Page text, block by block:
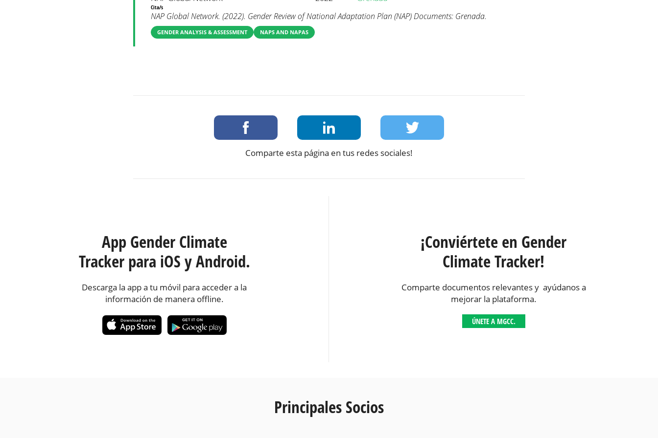
Cita/s
NAP Global Network. (2022). Gender Review of National Adaptation Plan (NAP) Documents: Grenada.
GENDER ANALYSIS & ASSESSMENT NAPS AND NAPAS
Comparte esta página en tus redes sociales!
App Gender Climate
Tracker para iOS y Android.
Descarga la app a tu móvil para acceder a la
información de manera offline.
¡Conviértete en Gender
Climate Tracker!
Comparte documentos relevantes y ayúdanos a
mejorar la plataforma.
ÚNETE A MGCC.
Principales Socios